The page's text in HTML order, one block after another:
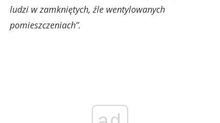
ludzi w zamkniętych, źle wentylowanych
pomieszczeniach”.